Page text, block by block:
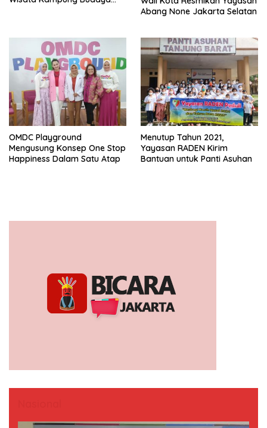
Abang None Jakarta Selatan
OMDC Playground
Mengusung Konsep One Stop
Happiness Dalam Satu Atap
Menutup Tahun 2021,
Yayasan RADEN Kirim
Bantuan untuk Panti Asuhan